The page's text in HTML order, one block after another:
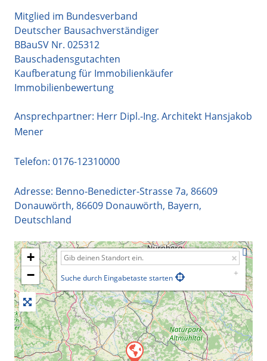
Mitglied im Bundesverband
Deutscher Bausachverständiger
BBauSV Nr. 025312
Bauschadensgutachten
Kaufberatung für Immobilienkäufer
Immobilienbewertung
Ansprechpartner: Herr Dipl.-Ing. Architekt Hansjakob
Mener
Telefon: 0176-12310000
Adresse: Benno-Benedicter-Strasse 7a, 86609
Donauwörth, 86609 Donauwörth, Bayern,
Deutschland
+
−
Suche durch Eingabetaste starten